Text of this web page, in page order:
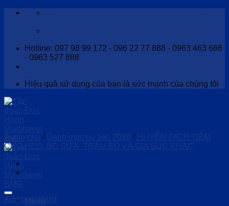
Skip
Hotline: 097 98 99 172 - 096 22 77 888 - 0963 463 666
- 0963 527 888
Hiệu quả sử dụng của bạn là sức mạnh của chúng tôi
Menu
Trang chủ / Danh muc uu tien 2026 / HUYỄN DỊCH TIÊM
CHO HEO, BÒ SỮA, TRÂU BÒ VÀ GIA SÚC KHÁC
Add to wishlist